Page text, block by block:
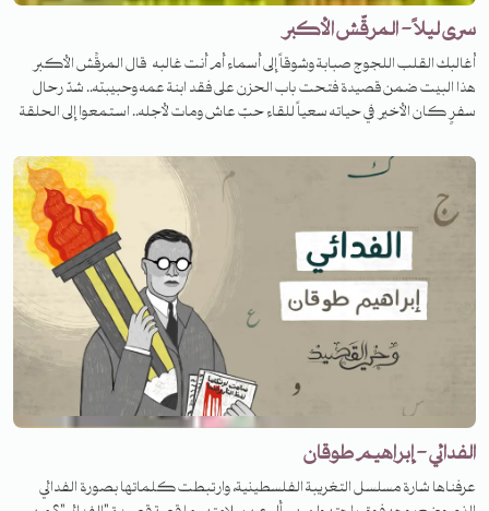
سرى ليلاً - المرقّش الأكبر
أغالبك القلب اللجوج صبابة وشوقاً إلى أسماء أم أنت غالبه قال المرقِّش الأكبر
هذا البيت ضمن قصيدة فتحت باب الحزن على فقد ابنة عمه وحبيبته.. شدّ رحال
سفرٍ كان الأخير في حياته سعياً للقاء حبّ عاش ومات لأجله.. استمعوا إلى الحلقة
الفدائي - إبراهيم طوقان
عرفناها شارة مسلسل التغريبة الفلسطينية، وارتبطت كلماتها بصورة الفدائي